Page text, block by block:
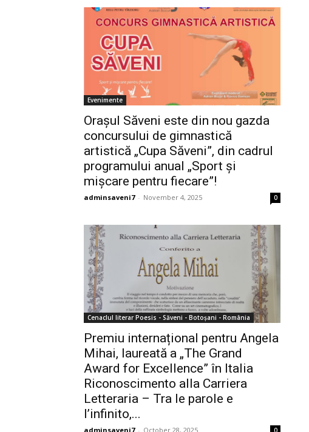
Evenimente
Orașul Săveni este din nou gazda
concursului de gimnastică
artistică „Cupa Săveni”, din cadrul
programului anual „Sport și
mișcare pentru fiecare”!
adminsaveni7 - November 4, 2025 0
Cenaclul literar Poesis - Săveni - Botoșani - România
Premiu internațional pentru Angela
Mihai, laureată a „The Grand
Award for Excellence” în Italia
Riconoscimento alla Carriera
Letteraria – Tra le parole e
l’infinito,...
adminsaveni7 - October 28, 2025 0